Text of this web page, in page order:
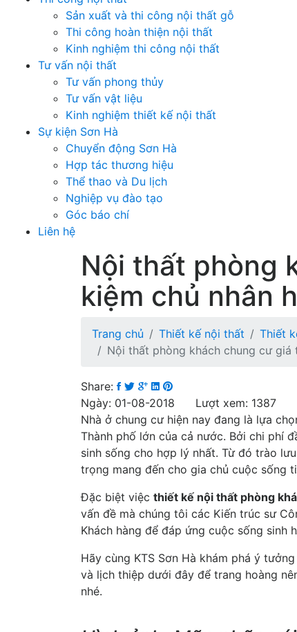
Sản xuất và thi công nội thất gỗ
Thi công hoàn thiện nội thất
Kinh nghiệm thi công nội thất
Tư vấn nội thất
Tư vấn phong thủy
Tư vấn vật liệu
Kinh nghiệm thiết kế nội thất
Sự kiện Sơn Hà
Chuyển động Sơn Hà
Hợp tác thương hiệu
Thể thao và Du lịch
Nghiệp vụ đào tạo
Góc báo chí
Liên hệ
Nội thất phòng
kiệm chủ nhân
Trang chủ Thiết kế nội thất
Thiết
Nội thất phòng khách chung cư
Share:
Ngày: 01-08-2018 Lượt xem: 1387
Nhà ở chung cư hiện nay đang là lựa
Thành phố lớn của cả nước. Bởi chi phí
sinh sống cho hợp lý nhất. Từ đó trào lưu
trọng mang đến cho gia chủ cuộc sống
Đặc biệt việc thiết kế nội thất phòng
vấn đề mà chúng tôi các Kiến trúc sư
Khách hàng để đáp ứng cuộc sống sinh
Hãy cùng KTS Sơn Hà khám phá ý
và lịch thiệp dưới đây để trang hoàng
nhé.